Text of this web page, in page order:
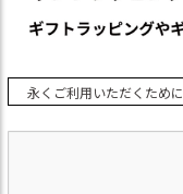
永くご利用いただくために